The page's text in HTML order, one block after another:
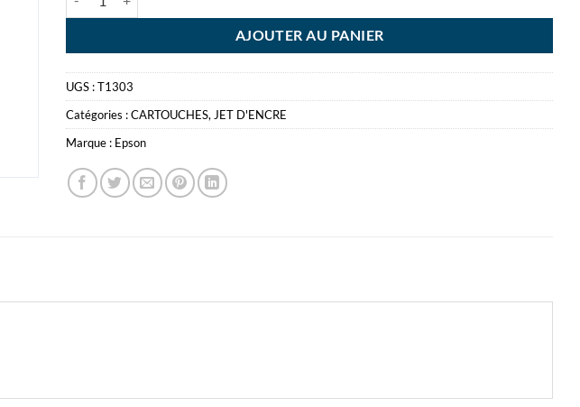
AJOUTER AU PANIER
UGS :T1303
Catégories :CARTOUCHES, JET D'ENCRE
Marque : Epson